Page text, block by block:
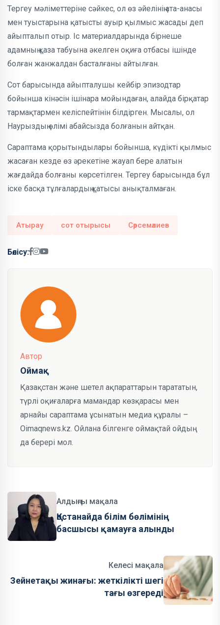
Тергеу мәліметтеріне сәйкес, ол өз әйелінің ата-анасы
мен туыстарына қатысты ауыр қылмыс жасады деп
айыпталып отыр. Іс материалдарында бірнеше
адамның қаза табуына әкелген оқиға отбасы ішінде
болған жанжалдан басталғаны айтылған.
Сот барысында айыпталушы кейбір эпизодтар
бойынша кінәсін ішінара мойындаған, алайда бірқатар
тармақтармен келіспейтінін білдірген. Мысалы, ол
Наурыздың өлімі абайсызда болғанын айтқан.
Сараптама қорытындылары бойынша, күдікті қылмыс
жасаған кезде өз әрекетіне жауап бере алатын
жағдайда болғаны көрсетілген. Тергеу барысында бұл
іске басқа тұлғалардың қатысы анықталмаған.
Атырау сот отырысы Сәрсемәлиев
Бөлісу:
Автор
Оймақ
Қазақстан және шетел ақпараттарын тарататын,
түрлі оқиғаларға мамандар көзқарасы мен
арнайы сараптама ұсынатын медиа құралы –
Oimaqnews.kz. Ойлана білгенге оймақтай ойдың
да берері мол.
Алдыңғы мақала
Қостанайда білім бөлімінің
басшысы қамауға алынды
Келесі мақала
Зейнетақы жинағы: жеткілікті шегі
тағы өзгереді